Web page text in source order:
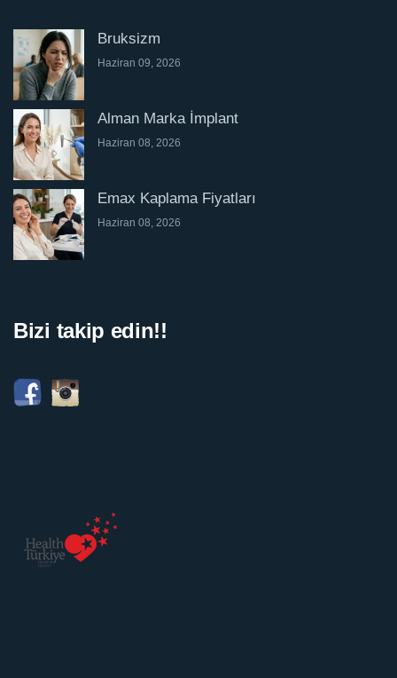
Bruksizm
Haziran 09, 2026
Alman Marka İmplant
Haziran 08, 2026
Emax Kaplama Fiyatları
Haziran 08, 2026
Bizi takip edin!!